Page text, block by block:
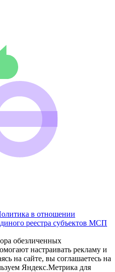
в отношении
реестра субъектов МСП
обезличенных
настраивать рекламу и
на сайте, вы соглашаетесь на
Яндекс.Метрика для